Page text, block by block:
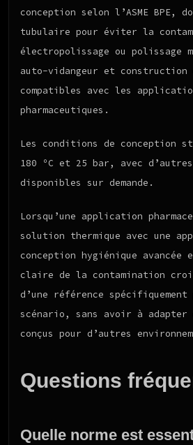
conception selon l’ASME BPE,
tubulaire pour éviter la
électropolissage ou polissage
auto-vidangeur et construction
compatibles avec les
pharmaceutiques.
Les conditions de conception
180 ºC et 25 bar, avec
disponibles sur demande.
Lorsqu’une application
solution thermique avec une
conception hygiénique avancée
claire de la contamination
d’une référence spécifiquement
scénario, sans avoir à adapter
conçus pour d’autres
Questions
Quelle norme est